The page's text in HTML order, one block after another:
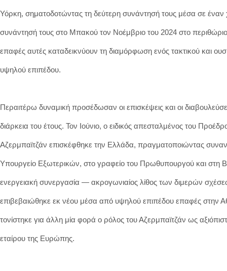
Υόρκη, σηματοδοτώντας τη δεύτερη συνάντησή τους μέσα σε έναν
συνάντησή τους στο Μπακού τον Νοέμβριο του 2024 στο
επαφές αυτές καταδεικνύουν τη διαμόρφωση ενός τακτικού και
υψηλού επιπέδου.
Περαιτέρω δυναμική προσέδωσαν οι επισκέψεις και οι
διάρκεια του έτους. Τον Ιούνιο, ο ειδικός απεσταλμένος του
Αζερμπαϊτζάν επισκέφθηκε την Ελλάδα, πραγματοποιώντας
Υπουργείο Εξωτερικών, στο γραφείο του Πρωθυπουργού και στη
ενεργειακή συνεργασία — ακρογωνιαίος λίθος των διμερών
επιβεβαιώθηκε εκ νέου μέσα από υψηλού επιπέδου επαφές στην
τονίστηκε για άλλη μία φορά ο ρόλος του Αζερμπαϊτζάν ως
εταίρου της Ευρώπης.